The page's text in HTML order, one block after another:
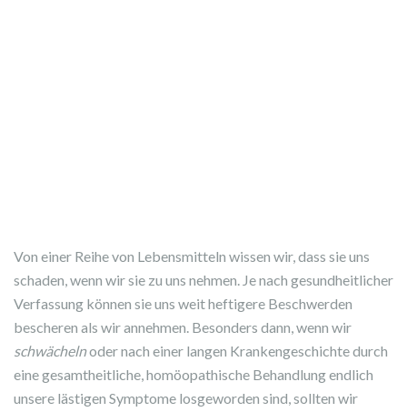
Von einer Reihe von Lebensmitteln wissen wir, dass sie uns
schaden, wenn wir sie zu uns nehmen. Je nach gesundheitlicher
Verfassung können sie uns weit heftigere Beschwerden
bescheren als wir annehmen. Besonders dann, wenn wir
schwächelnoder nach einer langen Krankengeschichte durch
eine gesamtheitliche, homöopathische Behandlung endlich
unsere lästigen Symptome losgeworden sind, sollten wir